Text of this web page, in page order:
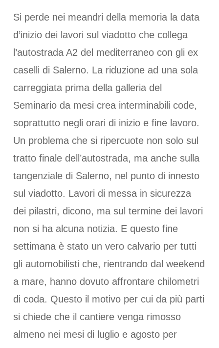
Si perde nei meandri della memoria la data
d’inizio dei lavori sul viadotto che collega
l’autostrada A2 del mediterraneo con gli ex
caselli di Salerno. La riduzione ad una sola
carreggiata prima della galleria del
Seminario da mesi crea interminabili code,
soprattutto negli orari di inizio e fine lavoro.
Un problema che si ripercuote non solo sul
tratto finale dell’autostrada, ma anche sulla
tangenziale di Salerno, nel punto di innesto
sul viadotto. Lavori di messa in sicurezza
dei pilastri, dicono, ma sul termine dei lavori
non si ha alcuna notizia. E questo fine
settimana è stato un vero calvario per tutti
gli automobilisti che, rientrando dal weekend
a mare, hanno dovuto affrontare chilometri
di coda. Questo il motivo per cui da più parti
si chiede che il cantiere venga rimosso
almeno nei mesi di luglio e agosto per